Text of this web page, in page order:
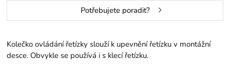
Potřebujete poradit?
Kolečko ovládání řetízky slouží k upevnění řetízku v montážní
desce. Obvykle se používá i s klecí řetízku.